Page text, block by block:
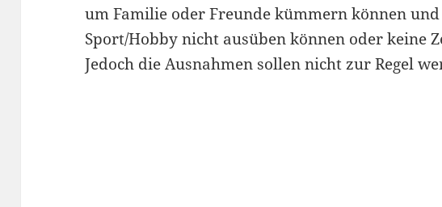
um Familie oder Freunde kümmern können
Sport/Hobby nicht ausüben können oder keine
Jedoch die Ausnahmen sollen nicht zur Regel